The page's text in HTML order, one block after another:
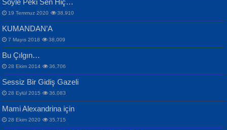
İPEK ACAR SERT
Gazze’nin Şecaati, Ümmetin İmtihanı...
Selahattin Yıldız
İdrakimle Üşürken...
ERDEM BAYAZIT
Sana, Bana, Vatanıma, Ülkemin
İnsanlarına Dair...
19 Temmuz 2020 38,910
KUMANDAN’A
7 Mayıs 2018 38,009
Bu Çılgın…
28 Ekim 2014 36,706
Sessiz Bir Gidiş Gazeli
28 Eylül 2015 36,083
Mami Alexandrina için
28 Ekim 2020 35,715